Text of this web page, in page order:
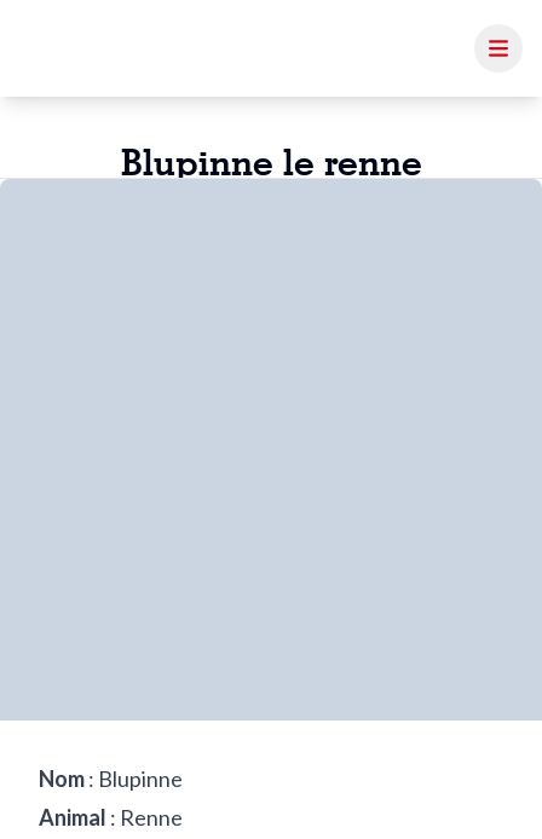
Blupinne le renne
Nom: Blupinne
Animal : Renne